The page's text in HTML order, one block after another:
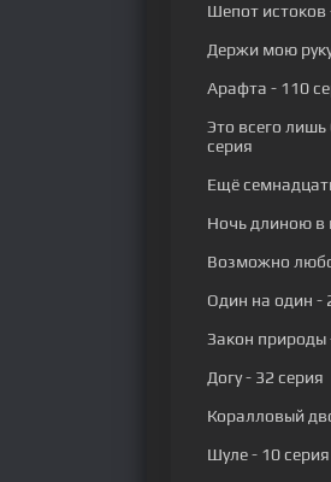
Шепот истоков
Держи мою
Арафта - 110
Это всего лишь
серия
Ещё
Ночь длиною в
Возможно
Один на один -
Закон природы
Догу- 32 серия
Коралловый
Шуле- 10 серия